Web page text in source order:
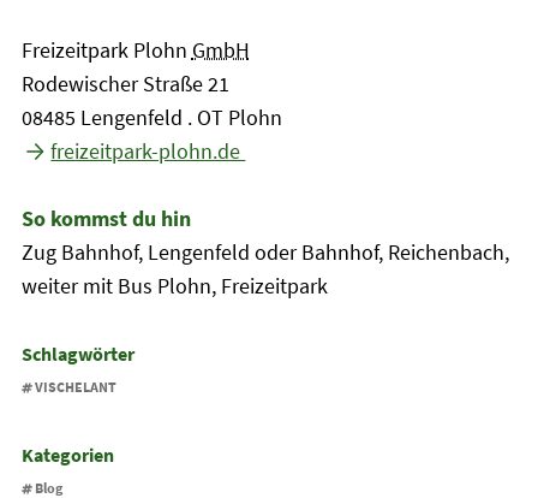
Freizeitpark Plohn GmbH
Rodewischer Straße 21
08485 Lengenfeld . OT Plohn
freizeitpark-plohn.de
So kommst du hin
Zug Bahnhof, Lengenfeld oder Bahnhof, Reichenbach,
weiter mit Bus Plohn, Freizeitpark
Schlagwörter
VISCHELANT
Kategorien
Blog